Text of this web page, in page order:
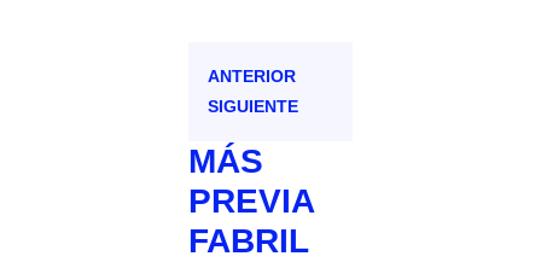
ANTERIOR
SIGUIENTE
MÁS
PREVIA
FABRIL